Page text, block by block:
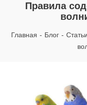
Правила
Главная - Блог - Статьи